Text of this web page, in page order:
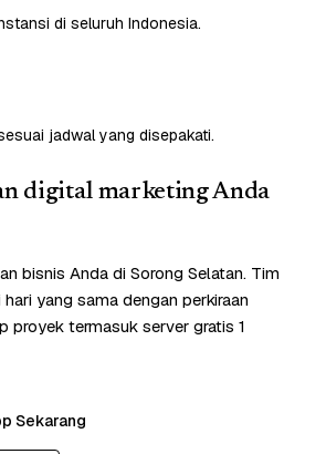
di seluruh Indonesia.
jadwal yang disepakati.
digital marketing Anda
bisnis Anda di Sorong Selatan. Tim
yang sama dengan perkiraan
proyek termasuk server gratis 1
Sekarang